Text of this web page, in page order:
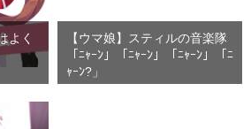
よく
【ウマ娘】スティルの音楽隊
「ﾆｬｰﾝ」「ﾆｬｰﾝ」「ﾆｬｰﾝ」「ﾆ
ｬｰﾝ?」